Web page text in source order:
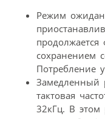
Режим
сохранением
Потребление
Замедленный
тактовая
32кГц. В этом